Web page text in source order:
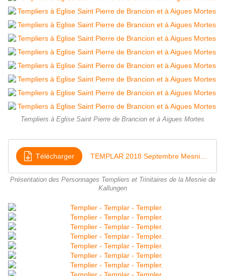
Templiers à Eglise Saint Pierre de Brancion et à Aigues Mortes
Télécharger
Présentation des Personnages Templiers et Trinitaires de la Mesnie de
Kallungen